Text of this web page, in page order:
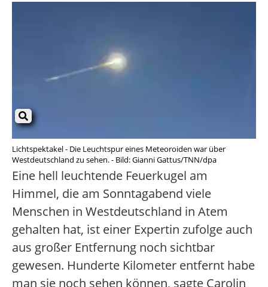
Lichtspektakel - Die Leuchtspur eines Meteoroiden war über
Westdeutschland zu sehen. - Bild: Gianni Gattus/TNN/dpa
Eine hell leuchtende Feuerkugel am
Himmel, die am Sonntagabend viele
Menschen in Westdeutschland in Atem
gehalten hat, ist einer Expertin zufolge auch
aus großer Entfernung noch sichtbar
gewesen. Hunderte Kilometer entfernt habe
man sie noch sehen können, sagte Carolin